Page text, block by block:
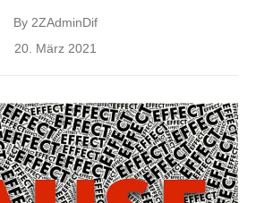
By 2ZAdminDif
Posted
20. März 2021